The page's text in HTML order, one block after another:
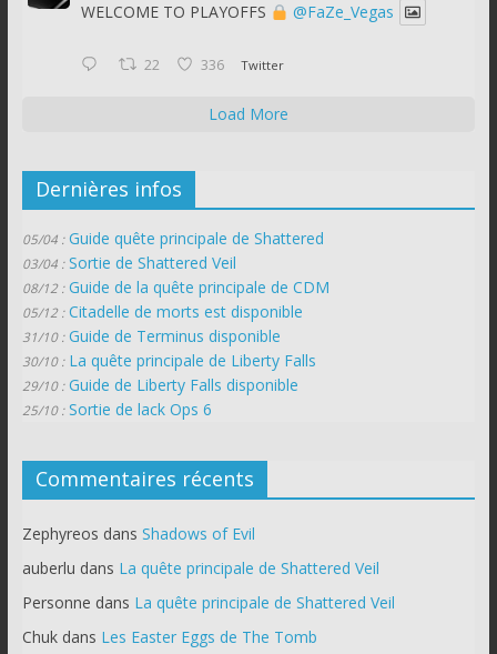
WELCOME TO PLAYOFFS @FaZe_Vegas
22 336 Twitter
Load More
Dernières infos
05/04 : Guide quête principale de Shattered
03/04 : Sortie de Shattered Veil
08/12 : Guide de la quête principale de CDM
05/12 : Citadelle de morts est disponible
31/10 : Guide de Terminus disponible
30/10 : La quête principale de Liberty Falls
29/10 : Guide de Liberty Falls disponible
25/10 : Sortie de lack Ops 6
Commentaires récents
Zephyreos dans Shadows of Evil
auberlu dans La quête principale de Shattered Veil
Personne dans La quête principale de Shattered Veil
Chukdans Les Easter Eggs de The Tomb